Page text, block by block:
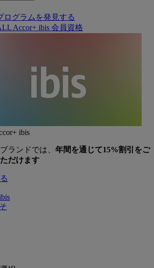
ログラムを発見する
Accor+ ibis 会員資格
ibis
ランドでは、 年間を通じて15%割引をご
だけます